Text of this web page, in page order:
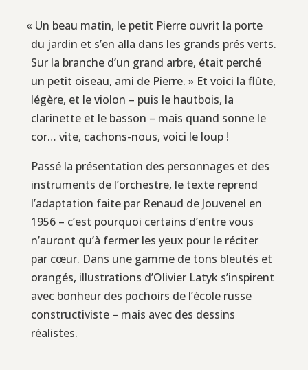
« Un beau matin, le petit Pierre ouvrit la porte
du jardin et s’en alla dans les grands prés verts.
Sur la branche d’un grand arbre, était perché
un petit oiseau, ami de Pierre. » Et voici la flûte,
légère, et le violon – puis le hautbois, la
clarinette et le basson – mais quand sonne le
cor… vite, cachons-nous, voici le loup !
Passé la présentation des personnages et des
instruments de l’orchestre, le texte reprend
l’adaptation faite par Renaud de Jouvenel en
1956 – c’est pourquoi certains d’entre vous
n’auront qu’à fermer les yeux pour le réciter
par cœur. Dans une gamme de tons bleutés et
orangés, illustrations d’Olivier Latyk s’inspirent
avec bonheur des pochoirs de l’école russe
constructiviste – mais avec des dessins
réalistes.